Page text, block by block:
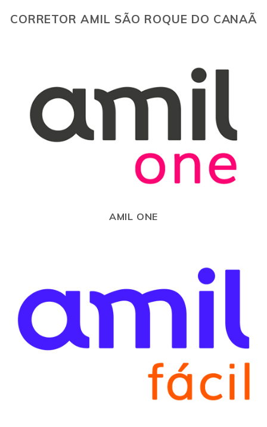
CORRETOR AMIL SÃO ROQUE DO CANAÃ
AMIL ONE